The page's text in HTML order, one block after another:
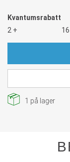
Kvantumsrabatt
2 +
1 på lager